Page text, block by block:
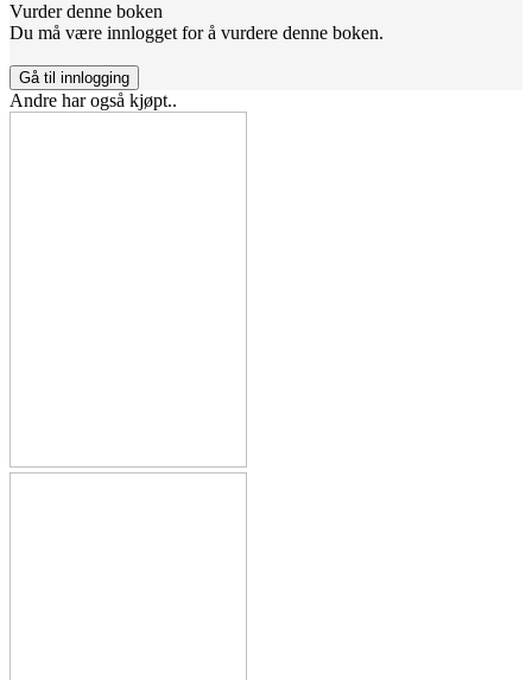
Vurder denne boken
Du må være innlogget for å vurdere denne boken.
Gå til innlogging
Andre har også kjøpt..